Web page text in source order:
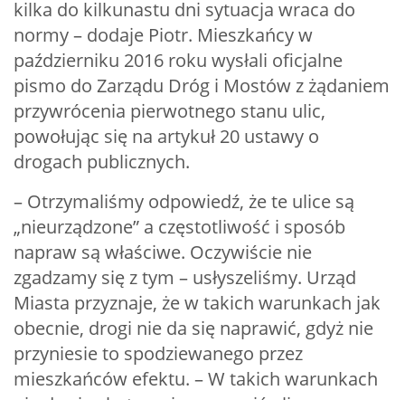
kilka do kilkunastu dni sytuacja wraca do
normy – dodaje Piotr. Mieszkańcy w
październiku 2016 roku wysłali oficjalne
pismo do Zarządu Dróg i Mostów z żądaniem
przywrócenia pierwotnego stanu ulic,
powołując się na artykuł 20 ustawy o
drogach publicznych.
– Otrzymaliśmy odpowiedź, że te ulice są
„nieurządzone” a częstotliwość i sposób
napraw są właściwe. Oczywiście nie
zgadzamy się z tym – usłyszeliśmy. Urząd
Miasta przyznaje, że w takich warunkach jak
obecnie, drogi nie da się naprawić, gdyż nie
przyniesie to spodziewanego przez
mieszkańców efektu. – W takich warunkach